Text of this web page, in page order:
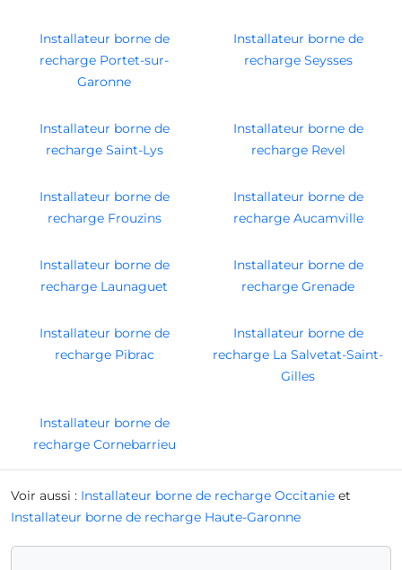
Installateur borne de
recharge Portet-sur-
Garonne
Installateur borne de
recharge Seysses
Installateur borne de
recharge Saint-Lys
Installateur borne de
recharge Revel
Installateur borne de
recharge Frouzins
Installateur borne de
recharge Aucamville
Installateur borne de
recharge Launaguet
Installateur borne de
recharge Grenade
Installateur borne de
recharge Pibrac
Installateur borne de
recharge La Salvetat-Saint-
Gilles
Installateur borne de
recharge Cornebarrieu
Voir aussi : Installateur borne de recharge Occitanie et
Installateur borne de recharge Haute-Garonne